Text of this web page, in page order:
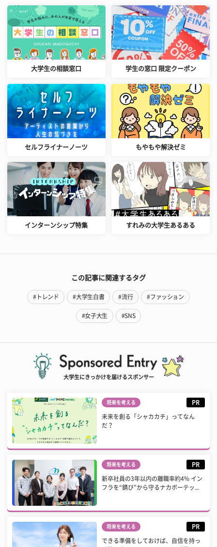
大学生の相談窓口 学生の窓口 限定クーポン
セルフライナーノーツ もやもや解決ゼミ
インターンシップ特集 すれみの大学生あるある
この記事に関連するタグ
#トレンド #大学生白書 #流行 #ファッション
#女子大生 #SNS
大学生にきっかけを届けるスポンサー
将来を考える PR
未来を創る「シャカカチ」ってなん
だ？
将来を考える PR
新卒社員の3年以内の離職率約4% イン
フラを“錆び”から守るナカボーテッ...
将来を考える PR
できる準備をしておけば、自信を持っ